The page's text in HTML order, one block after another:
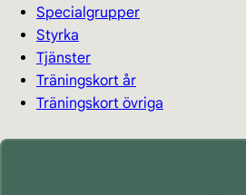
Specialgrupper
Styrka
Tjänster
Träningskort år
Träningskort övriga